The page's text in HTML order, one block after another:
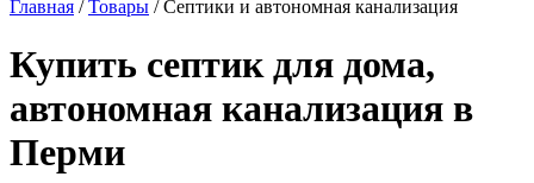
Главная /Товары /Септики и автономная канализация
Купить септик для дома,
автономная канализация в
Перми